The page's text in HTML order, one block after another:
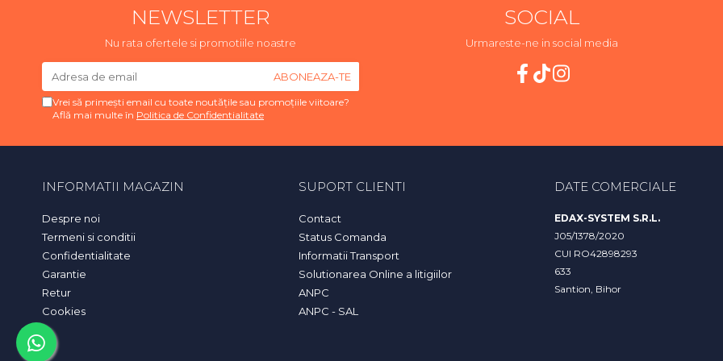
NEWSLETTER
Nu rata ofertele si promotiile noastre
Vrei să primești email cu toate noutățile sau promoțiile viitoare?
Află mai multe în Politica de Confidentialitate
SOCIAL
Urmareste-ne in social media
INFORMATII MAGAZIN
Despre noi
Termeni si conditii
Confidentialitate
Garantie
Retur
Cookies
SUPORT CLIENTI
Contact
Status Comanda
Informatii Transport
Solutionarea Online a litigiilor
ANPC
ANPC - SAL
DATE COMERCIALE
EDAX-SYSTEM S.R.L.
J05/1378/2020
CUI RO42898293
633
Santion, Bihor